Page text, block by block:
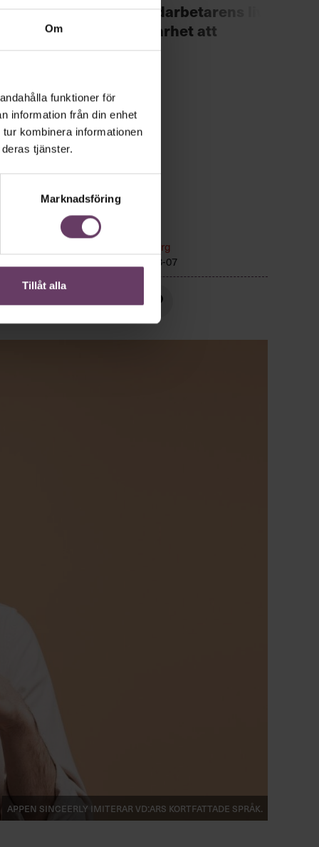
Om
funktioner för
information från din enhet
kombinera informationen
tjänster.
Marknadsföring
Tillåt alla
räddade medarbetarens liv
– ”en självklarhet att
agera”
Kommunikation
Fredrik Kullberg
2026-08-07
Appen Sinceerly imiterar vd:ars kortfattade språk.